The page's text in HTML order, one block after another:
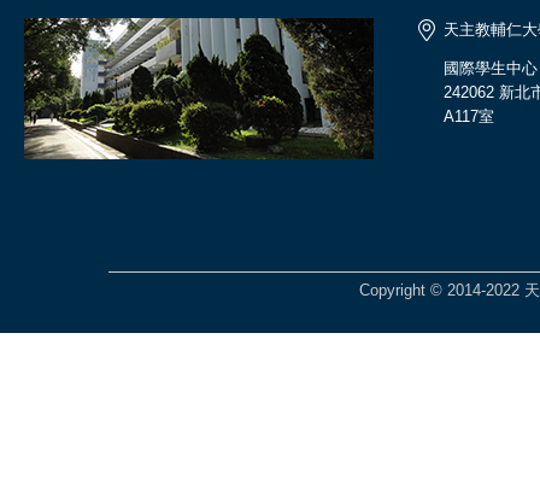
天主教輔仁
國際學生中心
242062 新北
A117室
Copyright © 2014-2022